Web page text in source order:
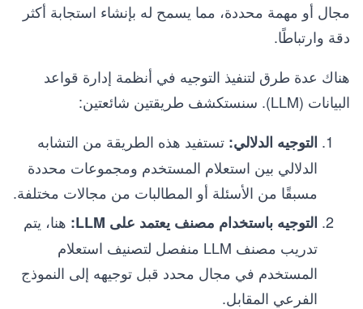
مجال أو مهمة محددة، مما يسمح له بإنشاء استجابة أكثر
دقة وارتباطًا.
هناك عدة طرق لتنفيذ التوجيه في أنظمة إدارة قواعد
البيانات (LLM). سنستكشف طريقتين شائعتين:
التوجيه الدلالي: تستفيد هذه الطريقة من التشابه
الدلالي بين استعلام المستخدم ومجموعات محددة
مسبقًا من الأسئلة أو المطالبات من مجالات مختلفة.
التوجيه باستخدام مصنف يعتمد على LLM:
هنا، يتم
تدريب مصنف LLM منفصل لتصنيف استعلام
المستخدم في مجال محدد قبل توجيهه إلى النموذج
الفرعي المقابل.